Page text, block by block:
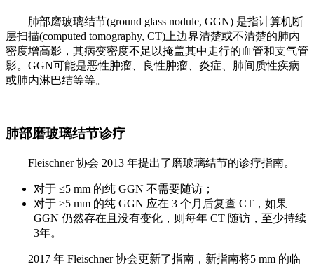
肺部磨玻璃结节(ground glass nodule, GGN) 是指计算机断
层扫描(computed tomography, CT)上边界清楚或不清楚的肺内
密度增高影，其病变密度不足以掩盖其中走行的血管和支气管
影。GGN可能是恶性肿瘤、良性肿瘤、炎症、肺间质性疾病
或肺内淋巴结等等。
肺部磨玻璃结节诊疗
Fleischner 协会 2013 年提出了磨玻璃结节的诊疗指南。
对于 ≤5 mm 的纯 GGN 不需要随访；
对于 >5 mm 的纯 GGN 应在 3 个月后复查 CT，如果
GGN 仍然存在且没有变化，则每年 CT 随访，至少持续
3年。
2017 年 Fleischner 协会更新了指南，新指南将5 mm 的临